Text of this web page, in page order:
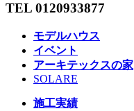
TEL 0120933877
モデルハウス
イベント
アーキテックスの家
SOLARE
施工実績